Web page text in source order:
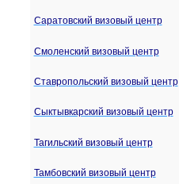
Саратовский визовый центр
Смоленский визовый центр
Ставропольский визовый центр
Сыктывкарский визовый центр
Тагильский визовый центр
Тамбовский визовый центр